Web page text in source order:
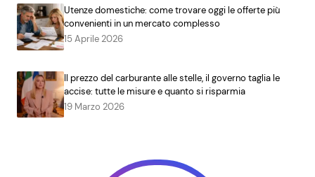
Utenze domestiche: come trovare oggi le offerte più
convenienti in un mercato complesso
15 Aprile 2026
Il prezzo del carburante alle stelle, il governo taglia le
accise: tutte le misure e quanto si risparmia
19 Marzo 2026